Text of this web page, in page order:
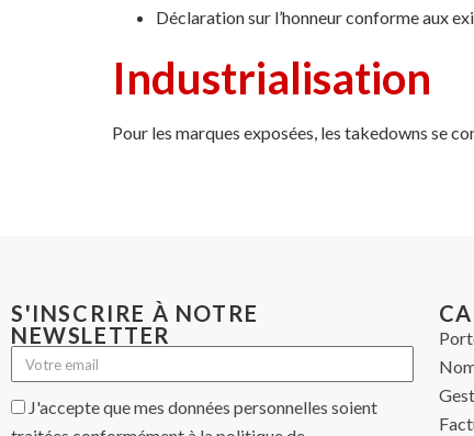
Déclaration sur l’honneur conforme aux
Industrialisation
Pour les marques exposées, les takedowns se
S'INSCRIRE À NOTRE
NEWSLETTER
J'accepte que mes données personnelles soient